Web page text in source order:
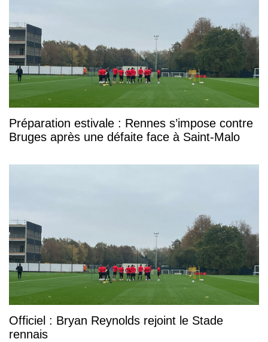
Préparation estivale : Rennes s’impose contre
Bruges après une défaite face à Saint-Malo
Officiel : Bryan Reynolds rejoint le Stade
rennais